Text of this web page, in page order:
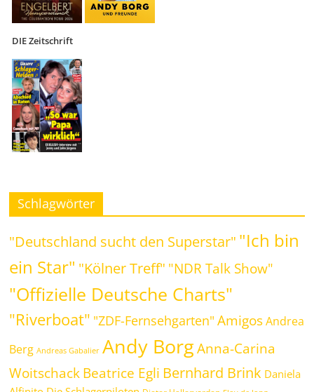
DIE Zeitschrift
Schlagwörter
"Deutschland sucht den Superstar" "Ich bin
ein Star" "Kölner Treff" "NDR Talk Show"
"Offizielle Deutsche Charts"
"Riverboat" "ZDF-Fernsehgarten" Amigos Andrea
Berg Andreas Gabalier Andy Borg Anna-Carina
WoitschackBeatrice Egli Bernhard Brink Daniela